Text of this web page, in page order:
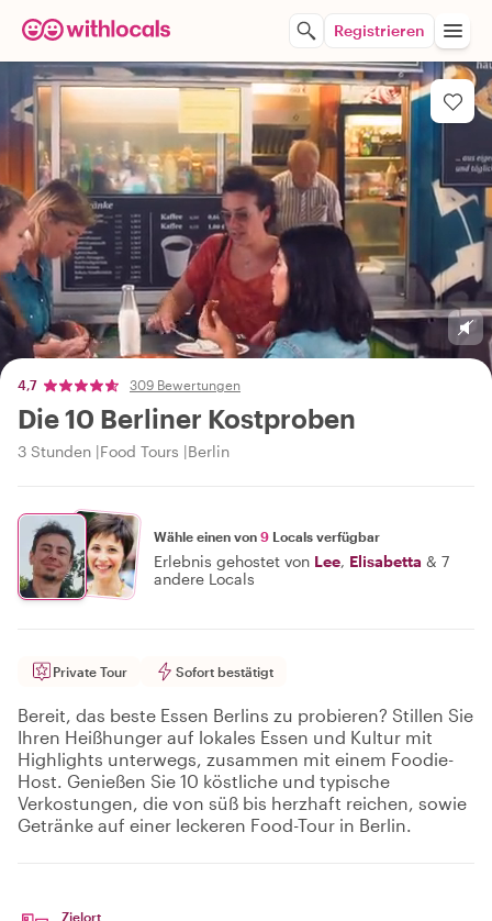
Registrieren
4,7 309 Bewertungen
Die 10 Berliner Kostproben
3 Stunden Food Tours Berlin
Wähle einen von 9 Locals verfügbar
Erlebnis gehostet von Lee, Elisabetta & 7
andere Locals
Private Tour Sofort bestätigt
Bereit, das beste Essen Berlins zu probieren? Stillen Sie
Ihren Heißhunger auf lokales Essen und Kultur mit
Highlights unterwegs, zusammen mit einem Foodie-
Host. Genießen Sie 10 köstliche und typische
Verkostungen, die von süß bis herzhaft reichen, sowie
Getränke auf einer leckeren Food-Tour in Berlin.
Zielort